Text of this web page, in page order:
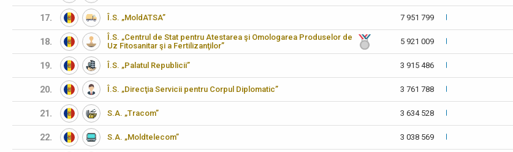
17. Î.S. „MoldATSA” 7 951 799
18.
Î.S. „Centrul de Stat pentru Atestarea şi Omologarea Produselor de
Uz Fitosanitar şi a Fertilizanţilor”
5 921 009
19. Î.S. „Palatul Republicii” 3 915 486
20. Î.S. „Direcţia Servicii pentru Corpul Diplomatic” 3 761 788
21. S.A. „Tracom” 3 634 528
22. S.A. „Moldtelecom” 3 038 569